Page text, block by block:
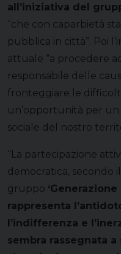
all’iniziativa del
“che con caparbietà
pubblica in città”. Poi
attuale “a procedere
responsabile delle
fronteggiare le
un’opportunità per
sociale del nostro
“La partecipazione
democratica, secondo
gruppo ‘Generazione
rappresenta
l’indifferenza e
sembra rassegnata